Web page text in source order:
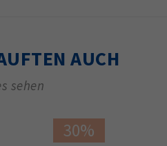
AUCH
sehen
30%